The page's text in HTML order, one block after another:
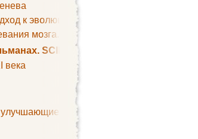
к эволюции мозга
мозга. Все может начаться с
SCIENTIFIC AMERICAN
века
умственные способности